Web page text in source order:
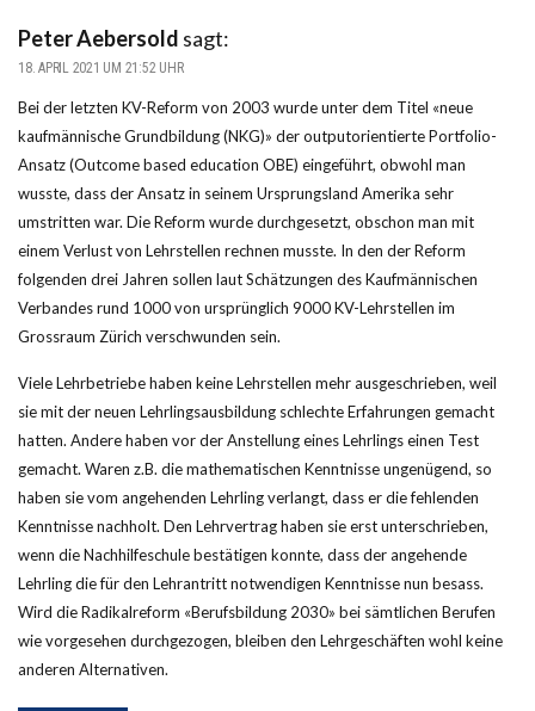
Peter Aebersold sagt:
18. APRIL 2021 UM 21:52 UHR
Bei der letzten KV-Reform von 2003 wurde unter dem Titel «neue
kaufmännische Grundbildung (NKG)» der outputorientierte Portfolio-
Ansatz (Outcome based education OBE) eingeführt, obwohl man
wusste, dass der Ansatz in seinem Ursprungsland Amerika sehr
umstritten war. Die Reform wurde durchgesetzt, obschon man mit
einem Verlust von Lehrstellen rechnen musste. In den der Reform
folgenden drei Jahren sollen laut Schätzungen des Kaufmännischen
Verbandes rund 1000 von ursprünglich 9000 KV-Lehrstellen im
Grossraum Zürich verschwunden sein.
Viele Lehrbetriebe haben keine Lehrstellen mehr ausgeschrieben, weil
sie mit der neuen Lehrlingsausbildung schlechte Erfahrungen gemacht
hatten. Andere haben vor der Anstellung eines Lehrlings einen Test
gemacht. Waren z.B. die mathematischen Kenntnisse ungenügend, so
haben sie vom angehenden Lehrling verlangt, dass er die fehlenden
Kenntnisse nachholt. Den Lehrvertrag haben sie erst unterschrieben,
wenn die Nachhilfeschule bestätigen konnte, dass der angehende
Lehrling die für den Lehrantritt notwendigen Kenntnisse nun besass.
Wird die Radikalreform «Berufsbildung 2030» bei sämtlichen Berufen
wie vorgesehen durchgezogen, bleiben den Lehrgeschäften wohl keine
anderen Alternativen.